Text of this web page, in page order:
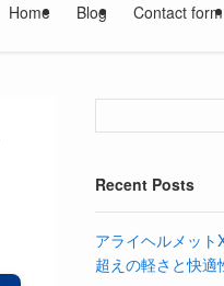
Home Blog Contact form
Recent Posts
アライヘルメット
超えの軽さと快適